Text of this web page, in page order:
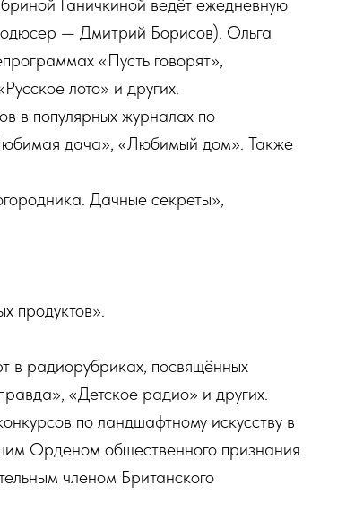
Ганичкиной ведёт ежедневную
— Дмитрий Борисов). Ольга
«Пусть говорят»,
лото» и других.
в популярных журналах по
дача», «Любимый дом». Также
Дачные секреты»,
продуктов».
в радиорубриках, посвящённых
«Детское радио» и других.
по ландшафтному искусству в
Орденом общественного признания
членом Британского